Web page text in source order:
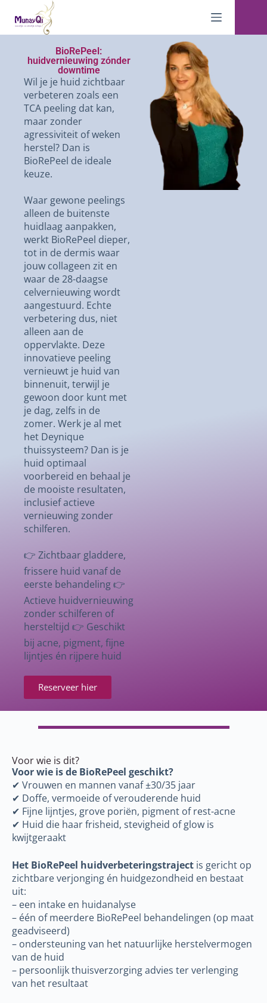
BioRePeel:
huidvernieuwing zónder
downtime
Wil je je huid zichtbaar
verbeteren zoals een
TCA peeling dat kan,
maar zonder
agressiviteit of weken
herstel? Dan is
BioRePeel de ideale
keuze.
Waar gewone peelings
alleen de buitenste
huidlaag aanpakken,
werkt BioRePeel dieper,
tot in de dermis waar
jouw collageen zit en
waar de 28-daagse
celvernieuwing wordt
aangestuurd. Echte
verbetering dus, niet
alleen aan de
oppervlakte. Deze
innovatieve peeling
vernieuwt je huid van
binnenuit, terwijl je
gewoon door kunt met
je dag, zelfs in de
zomer. Werk je al met
het Deynique
thuissysteem? Dan is je
huid optimaal
voorbereid en behaal je
de mooiste resultaten,
inclusief actieve
vernieuwing zonder
schilferen.
👉 Zichtbaar gladdere,
frissere huid vanaf de
eerste behandeling 👉
Actieve huidvernieuwing
zonder schilferen of
hersteltijd 👉 Geschikt
bij acne, pigment, fijne
lijntjes én rijpere huid
Reserveer hier
Voor wie is dit?
Voor wie is de BioRePeel geschikt?
✔ Vrouwen en mannen vanaf ±30/35 jaar
✔ Doffe, vermoeide of verouderende huid
✔ Fijne lijntjes, grove poriën, pigment of rest-acne
✔ Huid die haar frisheid, stevigheid of glow is
kwijtgeraakt
Het BioRePeel huidverbeteringstraject is gericht op
zichtbare verjonging én huidgezondheid en bestaat
uit:
– een intake en huidanalyse
– één of meerdere BioRePeel behandelingen (op maat
geadviseerd)
– ondersteuning van het natuurlijke herstelvermogen
van de huid
– persoonlijk thuisverzorging advies ter verlenging
van het resultaat